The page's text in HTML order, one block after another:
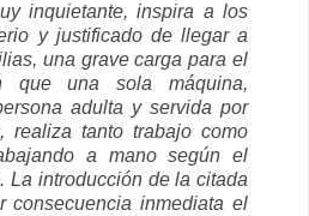
inquietante, inspira a los
y justificado de llegar a
una grave carga para el
que una sola máquina,
adulta y servida por
realiza tanto trabajo como
a mano según el
La introducción de la citada
consecuencia inmediata el